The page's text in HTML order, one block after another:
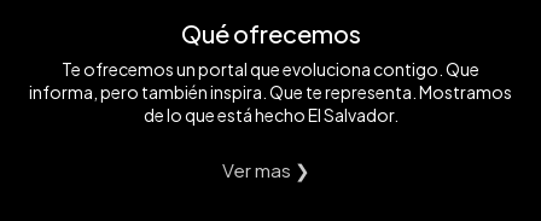
Qué ofrecemos
Te ofrecemos un portal que evoluciona contigo. Que
informa, pero también inspira. Que te representa. Mostramos
de lo que está hecho El Salvador.
Ver mas ❯